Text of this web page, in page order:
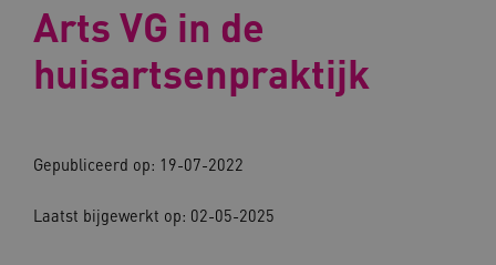
Arts VG in de
huisartsenpraktijk
Gepubliceerd op: 19-07-2022
Laatst bijgewerkt op: 02-05-2025